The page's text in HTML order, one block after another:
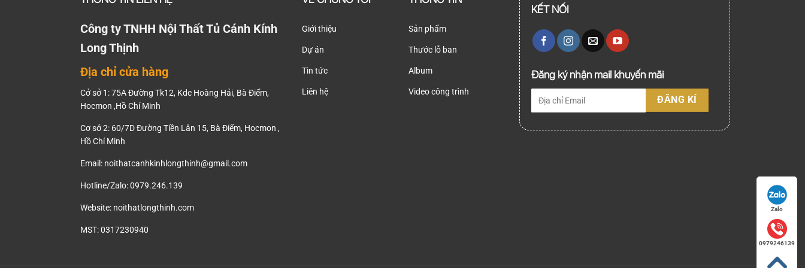
Công ty TNHH Nội Thất Tủ Cánh Kính
Long Thịnh
Địa chỉ cửa hàng
Cở sở 1: 75A Đường Tk12, Kdc Hoàng Hải, Bà Điểm,
Hocmon ,Hồ Chí Minh
Cơ sở 2: 60/7D Đường Tiền Lân 15, Bà Điểm, Hocmon ,
Hồ Chí Minh
Email: noithatcanhkinhlongthinh@gmail.com
Hotline/Zalo: 0979.246.139
Website: noithatlongthinh.com
MST: 0317230940
Giới thiệu
Dự án
Tin tức
Liên hệ
Sản phẩm
Thước lỗ ban
Album
Video công trình
KẾT NỐI
Đăng ký nhận mail khuyến mãi
Zalo
0979246139